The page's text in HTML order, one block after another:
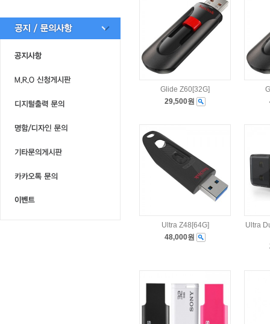
Glide Z60[32G]
29,500원
Ultra Z48[64G]
48,000원
Ultra